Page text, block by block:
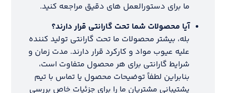
ما برای دستورالعمل های دقیق مراجعه کنید.
آیا محصولات شما تحت گارانتی قرار دارند؟
بله، بیشتر محصولات ما تحت گارانتی تولید کننده
علیه عیوب مواد و کارکرد قرار دارند. مدت زمان و
شرایط گارانتی برای هر محصول متفاوت است،
بنابراین لطفاً توضیحات محصول یا تماس با تیم
پشتیبانی مشتریان ما را برای جزئیات خاص بررسی